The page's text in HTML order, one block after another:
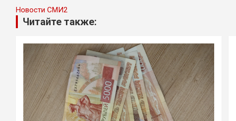
Новости СМИ2
Читайте также: